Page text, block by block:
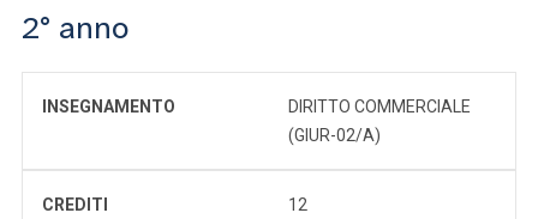
2° anno
INSEGNAMENTO
DIRITTO COMMERCIALE
(GIUR-02/A)
CREDITI 12